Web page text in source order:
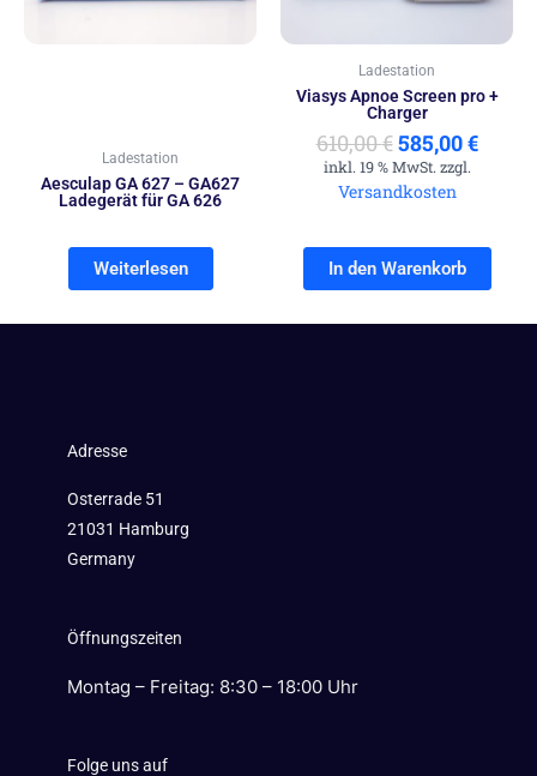
Ladestation
Aesculap GA 627 – GA627
Ladegerät für GA 626
Weiterlesen
Ladestation
Viasys Apnoe Screen pro +
Charger
610,00€585,00€
inkl. 19 % MwSt. zzgl.
Versandkosten
In den Warenkorb
Adresse
Osterrade 51
21031 Hamburg
Germany
Öffnungszeiten
Montag – Freitag: 8:30 – 18:00 Uhr
Folge uns auf